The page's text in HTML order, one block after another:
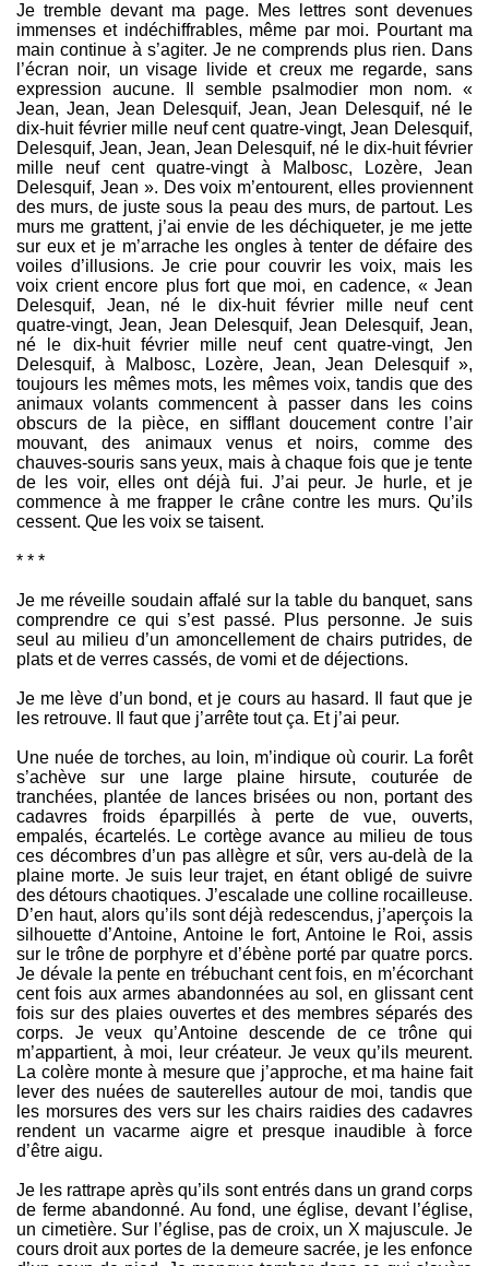
Je tremble devant ma page. Mes lettres sont devenues
immenses et indéchiffrables, même par moi. Pourtant ma
main continue à s’agiter. Je ne comprends plus rien. Dans
l’écran noir, un visage livide et creux me regarde, sans
expression aucune. Il semble psalmodier mon nom. «
Jean, Jean, Jean Delesquif, Jean, Jean Delesquif, né le
dix-huit février mille neuf cent quatre-vingt, Jean Delesquif,
Delesquif, Jean, Jean, Jean Delesquif, né le dix-huit février
mille neuf cent quatre-vingt à Malbosc, Lozère, Jean
Delesquif, Jean ». Des voix m’entourent, elles proviennent
des murs, de juste sous la peau des murs, de partout. Les
murs me grattent, j’ai envie de les déchiqueter, je me jette
sur eux et je m’arrache les ongles à tenter de défaire des
voiles d’illusions. Je crie pour couvrir les voix, mais les
voix crient encore plus fort que moi, en cadence, « Jean
Delesquif, Jean, né le dix-huit février mille neuf cent
quatre-vingt, Jean, Jean Delesquif, Jean Delesquif, Jean,
né le dix-huit février mille neuf cent quatre-vingt, Jen
Delesquif, à Malbosc, Lozère, Jean, Jean Delesquif »,
toujours les mêmes mots, les mêmes voix, tandis que des
animaux volants commencent à passer dans les coins
obscurs de la pièce, en sifflant doucement contre l’air
mouvant, des animaux venus et noirs, comme des
chauves-souris sans yeux, mais à chaque fois que je tente
de les voir, elles ont déjà fui. J’ai peur. Je hurle, et je
commence à me frapper le crâne contre les murs. Qu’ils
cessent. Que les voix se taisent.
* * *
Je me réveille soudain affalé sur la table du banquet, sans
comprendre ce qui s’est passé. Plus personne. Je suis
seul au milieu d’un amoncellement de chairs putrides, de
plats et de verres cassés, de vomi et de déjections.
Je me lève d’un bond, et je cours au hasard. Il faut que je
les retrouve. Il faut que j’arrête tout ça. Et j’ai peur.
Une nuée de torches, au loin, m’indique où courir. La forêt
s’achève sur une large plaine hirsute, couturée de
tranchées, plantée de lances brisées ou non, portant des
cadavres froids éparpillés à perte de vue, ouverts,
empalés, écartelés. Le cortège avance au milieu de tous
ces décombres d’un pas allègre et sûr, vers au-delà de la
plaine morte. Je suis leur trajet, en étant obligé de suivre
des détours chaotiques. J’escalade une colline rocailleuse.
D’en haut, alors qu’ils sont déjà redescendus, j’aperçois la
silhouette d’Antoine, Antoine le fort, Antoine le Roi, assis
sur le trône de porphyre et d’ébène porté par quatre porcs.
Je dévale la pente en trébuchant cent fois, en m’écorchant
cent fois aux armes abandonnées au sol, en glissant cent
fois sur des plaies ouvertes et des membres séparés des
corps. Je veux qu’Antoine descende de ce trône qui
m’appartient, à moi, leur créateur. Je veux qu’ils meurent.
La colère monte à mesure que j’approche, et ma haine fait
lever des nuées de sauterelles autour de moi, tandis que
les morsures des vers sur les chairs raidies des cadavres
rendent un vacarme aigre et presque inaudible à force
d’être aigu.
Je les rattrape après qu’ils sont entrés dans un grand corps
de ferme abandonné. Au fond, une église, devant l’église,
un cimetière. Sur l’église, pas de croix, un X majuscule. Je
cours droit aux portes de la demeure sacrée, je les enfonce